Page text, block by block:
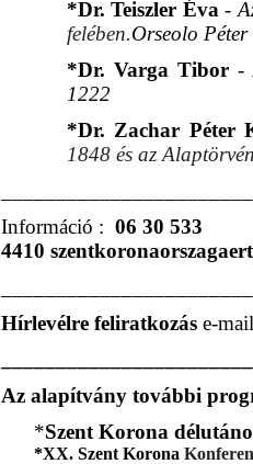
*Dr. Teiszler Éva -
felében.Orseolo
*Dr. Varga Tibor -
1222
*Dr. Zachar Péter
1848 és az
Információ : 06 30 533
4410
Hírlevélre feliratkozás e-
Az alapítvány további
*Szent Korona
*XX. Szent Korona